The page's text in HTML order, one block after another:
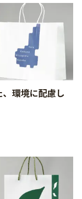
環境に配慮し